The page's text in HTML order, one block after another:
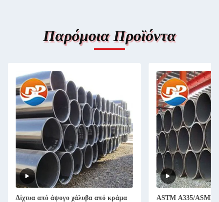
Παρόμοια Προϊόντα
Δίχτυα από άψογο χάλυβα από κράμα
ASTM A335/ASME